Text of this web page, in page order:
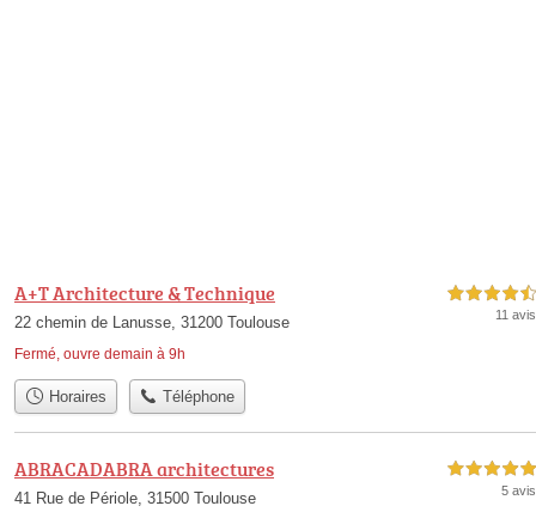
A+T Architecture & Technique
22 chemin de Lanusse, 31200 Toulouse
Fermé, ouvre demain à 9h
4,5 étoiles sur 5
11 avis
Horaires Téléphone
ABRACADABRA architectures
41 Rue de Périole, 31500 Toulouse
5,0 étoiles sur 5
5 avis